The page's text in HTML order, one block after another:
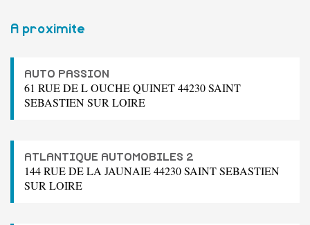
A proximite
AUTO PASSION
61 RUE DE L OUCHE QUINET 44230 SAINT
SEBASTIEN SUR LOIRE
ATLANTIQUE AUTOMOBILES 2
144 RUE DE LA JAUNAIE 44230 SAINT SEBASTIEN
SUR LOIRE